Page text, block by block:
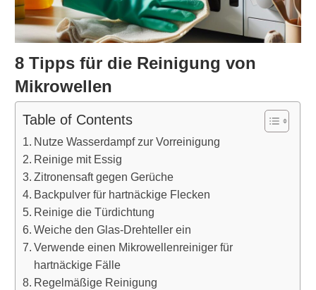
8 Tipps für die Reinigung von
Mikrowellen
Table of Contents
Nutze Wasserdampf zur Vorreinigung
Reinige mit Essig
Zitronensaft gegen Gerüche
Backpulver für hartnäckige Flecken
Reinige die Türdichtung
Weiche den Glas-Drehteller ein
Verwende einen Mikrowellenreiniger für
hartnäckige Fälle
Regelmäßige Reinigung